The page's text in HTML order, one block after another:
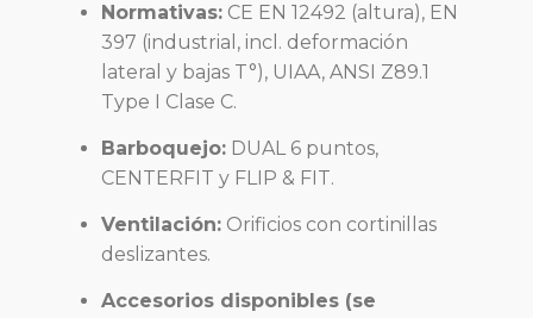
Normativas: CE EN 12492 (altura), EN
397 (industrial, incl. deformación
lateral y bajas T°), UIAA, ANSI Z89.1
Type I Clase C.
Barboquejo: DUAL 6 puntos,
CENTERFIT y FLIP & FIT.
Ventilación: Orificios con cortinillas
deslizantes.
Accesorios disponibles (se